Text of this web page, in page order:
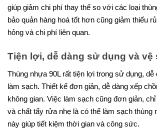
giúp giảm chi phí thay thế so với các loại
bảo quản hàng hoá tốt hơn cũng giảm thiểu
hỏng và chi phí liên quan.
Tiện lợi, dễ dàng sử dụng và vệ
Thùng nhựa 90L rất tiện lợi trong sử dụng, dễ
làm sạch. Thiết kế đơn giản, dễ dàng xếp
không gian. Việc làm sạch cũng đơn giản,
và chất tẩy rửa nhẹ là có thể làm sạch thùng
này giúp tiết kiệm thời gian và công sức.